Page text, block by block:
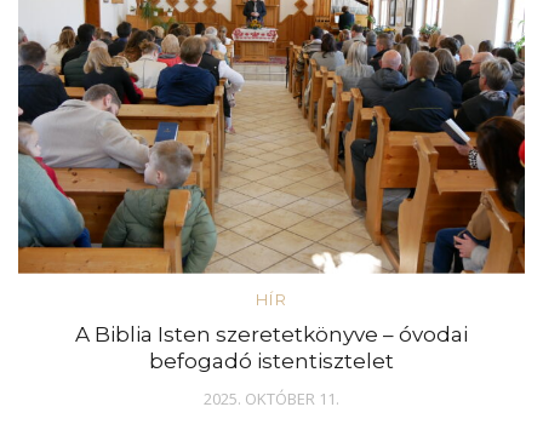
HÍR
A Biblia Isten szeretetkönyve – óvodai
befogadó istentisztelet
2025. OKTÓBER 11.